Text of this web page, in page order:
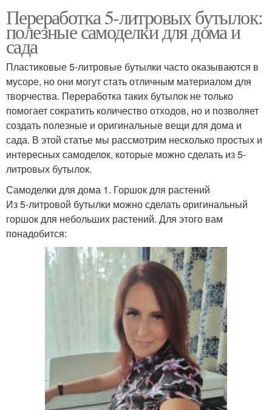
Переработка 5-литровых бутылок:
полезные самоделки для дома и
сада
Пластиковые 5-литровые бутылки часто оказываются в
мусоре, но они могут стать отличным материалом для
творчества. Переработка таких бутылок не только
помогает сократить количество отходов, но и позволяет
создать полезные и оригинальные вещи для дома и
сада. В этой статье мы рассмотрим несколько простых и
интересных самоделок, которые можно сделать из 5-
литровых бутылок.
Самоделки для дома 1. Горшок для растений
Из 5-литровой бутылки можно сделать оригинальный
горшок для небольших растений. Для этого вам
понадобится: